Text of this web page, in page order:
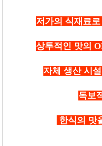
저가의 식재료
상투적인 맛의
자체 생산 시
독보
한식의 맛